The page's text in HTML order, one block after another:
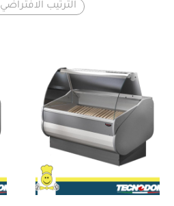
الترتيب الافتراضي